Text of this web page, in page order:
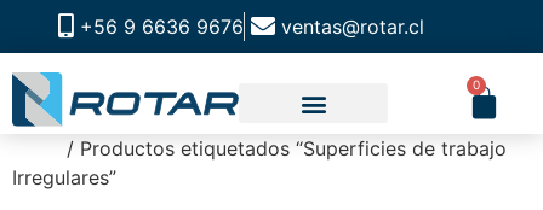
+56 9 6636 9676 ventas@rotar.cl
0
/ Productos etiquetados “Superficies de trabajo
Irregulares”